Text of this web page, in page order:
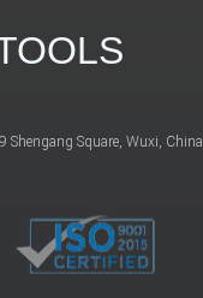
Shengang Square, Wuxi, China